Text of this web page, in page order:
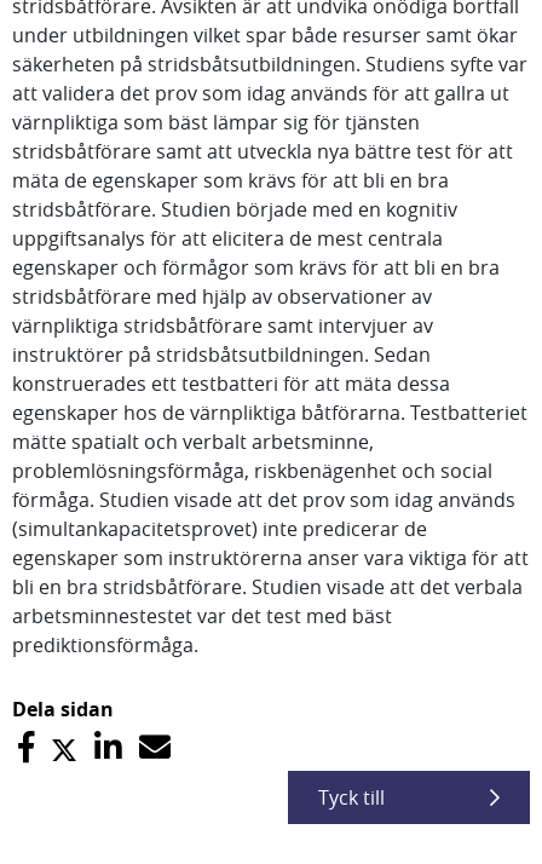
stridsbåtförare. Avsikten är att undvika onödiga bortfall
under utbildningen vilket spar både resurser samt ökar
säkerheten på stridsbåtsutbildningen. Studiens syfte var
att validera det prov som idag används för att gallra ut
värnpliktiga som bäst lämpar sig för tjänsten
stridsbåtförare samt att utveckla nya bättre test för att
mäta de egenskaper som krävs för att bli en bra
stridsbåtförare. Studien började med en kognitiv
uppgiftsanalys för att elicitera de mest centrala
egenskaper och förmågor som krävs för att bli en bra
stridsbåtförare med hjälp av observationer av
värnpliktiga stridsbåtförare samt intervjuer av
instruktörer på stridsbåtsutbildningen. Sedan
konstruerades ett testbatteri för att mäta dessa
egenskaper hos de värnpliktiga båtförarna. Testbatteriet
mätte spatialt och verbalt arbetsminne,
problemlösningsförmåga, riskbenägenhet och social
förmåga. Studien visade att det prov som idag används
(simultankapacitetsprovet) inte predicerar de
egenskaper som instruktörerna anser vara viktiga för att
bli en bra stridsbåtförare. Studien visade att det verbala
arbetsminnestestet var det test med bäst
prediktionsförmåga.
Dela sidan
Tyck till